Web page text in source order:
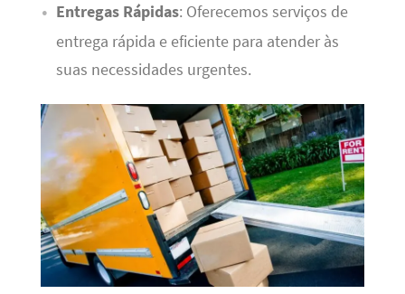
Entregas Rápidas: Oferecemos serviços de
entrega rápida e eficiente para atender às
suas necessidades urgentes.